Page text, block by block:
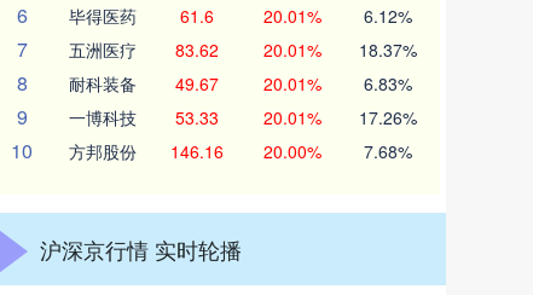
6 毕得医药 61.6 20.01% 6.12%
7 五洲医疗 83.62 20.01% 18.37%
8 耐科装备 49.67 20.01% 6.83%
9 一博科技 53.33 20.01% 17.26%
10 方邦股份 146.16 20.00% 7.68%
沪深京行情 实时轮播